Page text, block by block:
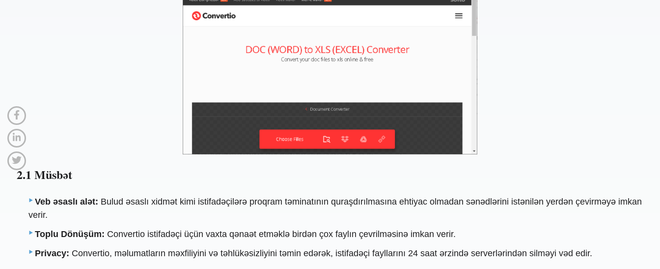
2.1 Müsbət
Veb əsaslı alət: Bulud əsaslı xidmət kimi istifadəçilərə proqram təminatının quraşdırılmasına ehtiyac olmadan sənədlərini istənilən yerdən çevirməyə imkan
verir.
Toplu Dönüşüm: Convertio istifadəçi üçün vaxta qənaət etməklə birdən çox faylın çevrilməsinə imkan verir.
Privacy: Convertio, məlumatların məxfiliyini və təhlükəsizliyini təmin edərək, istifadəçi fayllarını 24 saat ərzində serverlərindən silməyi vəd edir.